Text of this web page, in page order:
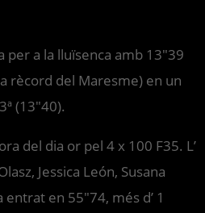
a la lluïsenca amb 13″39
rècord del Maresme) en un
(13″40).
del dia or pel 4 x 100 F35. L’
Jessica León, Susana
en 55″74, més d’ 1